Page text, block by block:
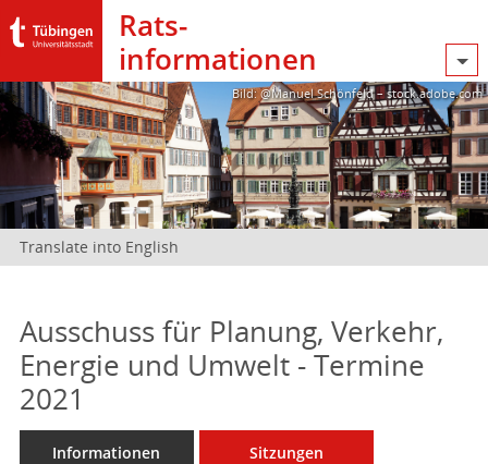
Rats­
informationen
Bild: @Manuel Schönfeld – stock.adobe.com
Translate into English
Ausschuss für Planung, Verkehr,
Energie und Umwelt - Termine
2021
Informationen Sitzungen